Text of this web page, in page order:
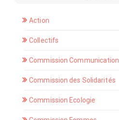
Action
Collectifs
Commission Communication
Commission des Solidarités
Commission Ecologie